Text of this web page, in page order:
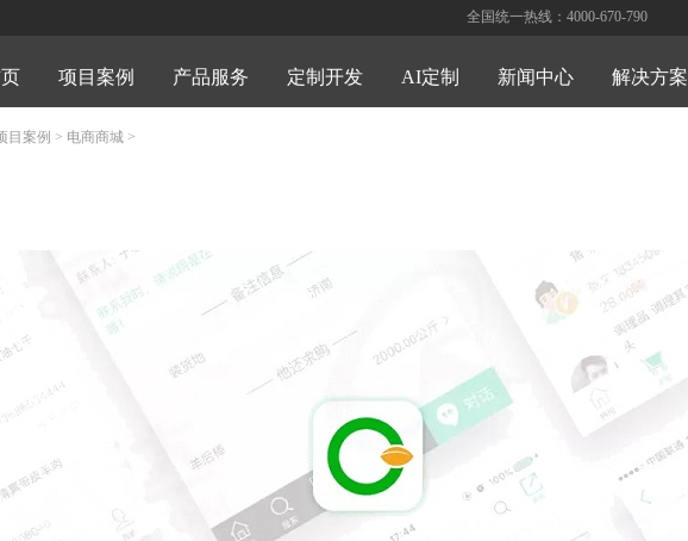
全国统一热线：4000-670-790
项目案例 产品服务 定制开发 AI定制 新闻中心 解决方案
目案例 > 电商商城 >